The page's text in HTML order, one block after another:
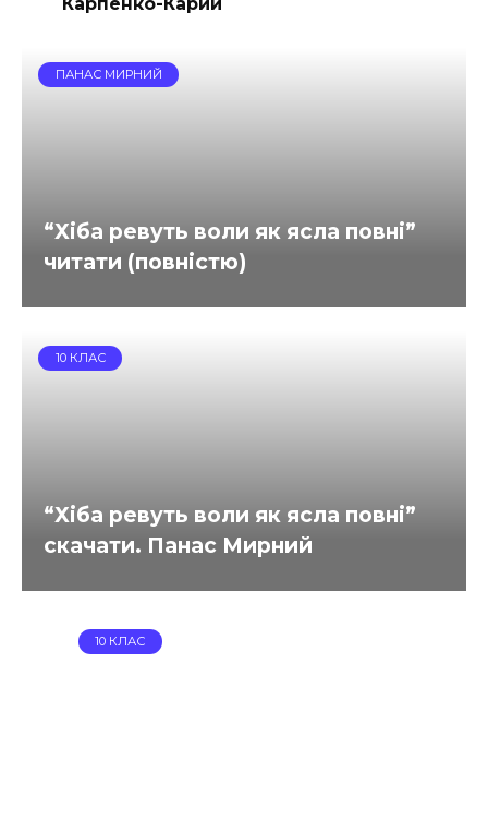
ПАНАС МИРНИЙ
“Хіба ревуть воли як ясла повні”
читати (повністю)
10 КЛАС
“Хіба ревуть воли як ясла повні”
скачати. Панас Мирний
10 КЛАС